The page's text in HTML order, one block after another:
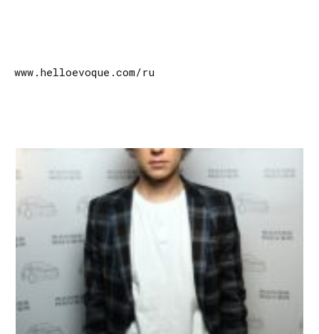
www.helloevoque.com/ru